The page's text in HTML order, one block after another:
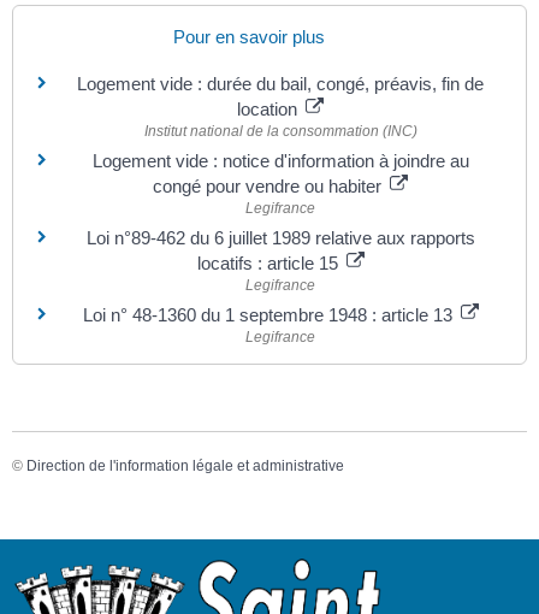
Pour en savoir plus
Logement vide : durée du bail, congé, préavis, fin de
location
Institut national de la consommation (INC)
Logement vide : notice d'information à joindre au
congé pour vendre ou habiter
Legifrance
Loi n°89-462 du 6 juillet 1989 relative aux rapports
locatifs : article 15
Legifrance
Loi n° 48-1360 du 1 septembre 1948 : article 13
Legifrance
© Direction de l'information légale et administrative